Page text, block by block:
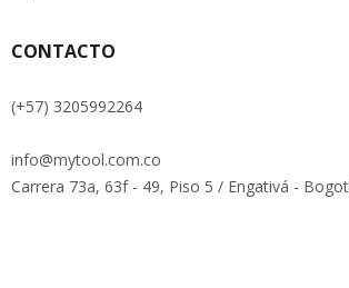
CONTACTO
(+57) 3205992264
info@mytool.com.co
Carrera 73a, 63f - 49, Piso 5 / Engativá -